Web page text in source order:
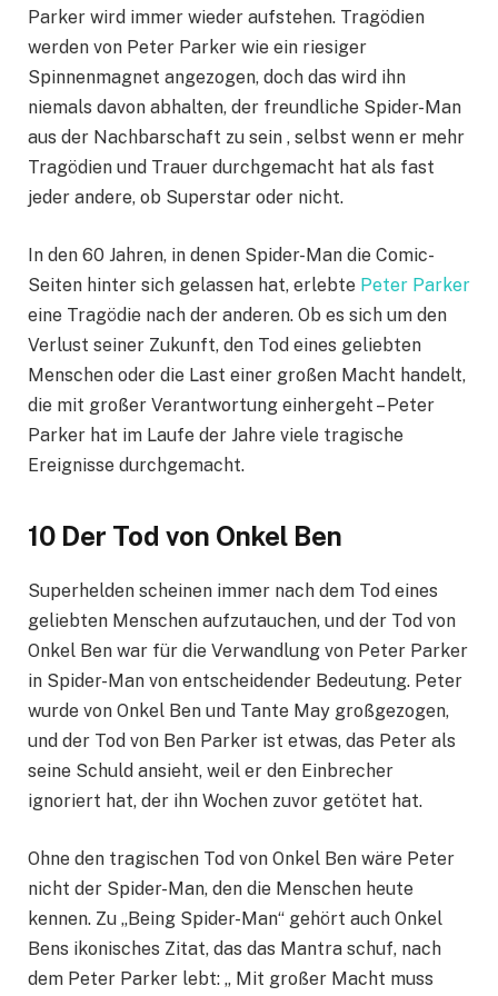
Parker wird immer wieder aufstehen. Tragödien
werden von Peter Parker wie ein riesiger
Spinnenmagnet angezogen, doch das wird ihn
niemals davon abhalten, der freundliche Spider-Man
aus der Nachbarschaft zu sein , selbst wenn er mehr
Tragödien und Trauer durchgemacht hat als fast
jeder andere, ob Superstar oder nicht.
In den 60 Jahren, in denen Spider-Man die Comic-
Seiten hinter sich gelassen hat, erlebte Peter Parker
eine Tragödie nach der anderen. Ob es sich um den
Verlust seiner Zukunft, den Tod eines geliebten
Menschen oder die Last einer großen Macht handelt,
die mit großer Verantwortung einhergeht – Peter
Parker hat im Laufe der Jahre viele tragische
Ereignisse durchgemacht.
10 Der Tod von Onkel Ben
Superhelden scheinen immer nach dem Tod eines
geliebten Menschen aufzutauchen, und der Tod von
Onkel Ben war für die Verwandlung von Peter Parker
in Spider-Man von entscheidender Bedeutung. Peter
wurde von Onkel Ben und Tante May großgezogen,
und der Tod von Ben Parker ist etwas, das Peter als
seine Schuld ansieht, weil er den Einbrecher
ignoriert hat, der ihn Wochen zuvor getötet hat.
Ohne den tragischen Tod von Onkel Ben wäre Peter
nicht der Spider-Man, den die Menschen heute
kennen. Zu „Being Spider-Man“ gehört auch Onkel
Bens ikonisches Zitat, das das Mantra schuf, nach
dem Peter Parker lebt: „ Mit großer Macht muss